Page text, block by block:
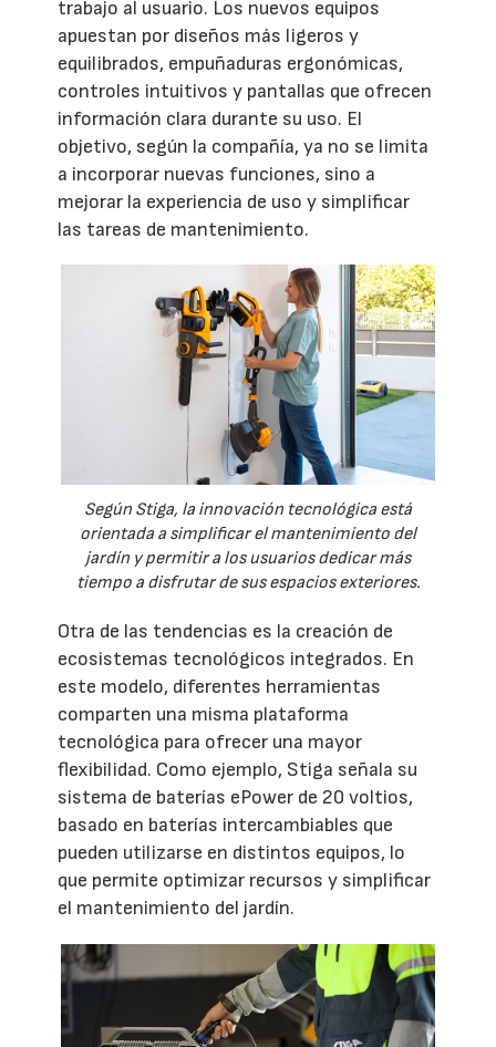
trabajo al usuario. Los nuevos equipos
apuestan por diseños más ligeros y
equilibrados, empuñaduras ergonómicas,
controles intuitivos y pantallas que ofrecen
información clara durante su uso. El
objetivo, según la compañía, ya no se limita
a incorporar nuevas funciones, sino a
mejorar la experiencia de uso y simplificar
las tareas de mantenimiento.
Según Stiga, la innovación tecnológica está
orientada a simplificar el mantenimiento del
jardín y permitir a los usuarios dedicar más
tiempo a disfrutar de sus espacios exteriores.
Otra de las tendencias es la creación de
ecosistemas tecnológicos integrados. En
este modelo, diferentes herramientas
comparten una misma plataforma
tecnológica para ofrecer una mayor
flexibilidad. Como ejemplo, Stiga señala su
sistema de baterías ePower de 20 voltios,
basado en baterías intercambiables que
pueden utilizarse en distintos equipos, lo
que permite optimizar recursos y simplificar
el mantenimiento del jardín.